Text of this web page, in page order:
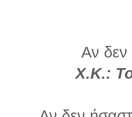
Αν δεν
Χ.Κ.: Το